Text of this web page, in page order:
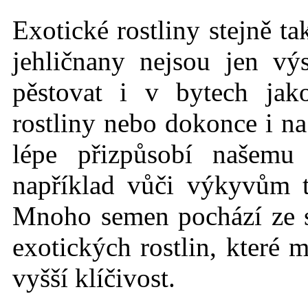
Exotické rostliny stejně
jehličnany nejsou jen
pěstovat i v bytech
rostliny nebo dokonce i
lépe přizpůsobí
například vůči výkyvům
Mnoho semen pochází ze
exotických rostlin, které
vyšší klíčivost.